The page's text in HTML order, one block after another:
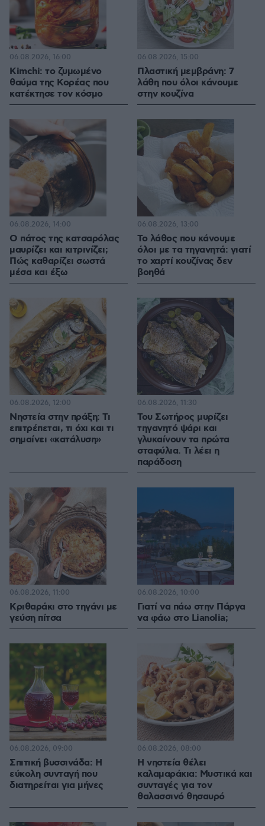
Kimchi: το ζυμωμένο
θαύμα της Κορέας που
κατέκτησε τον κόσμο
06.08.2026, 16:00
Πλαστική μεμβράνη: 7
λάθη που όλοι κάνουμε
στην κουζίνα
06.08.2026, 15:00
Ο πάτος της κατσαρόλας
μαυρίζει και κιτρινίζει;
Πώς καθαρίζει σωστά
μέσα και έξω
06.08.2026, 14:00
Το λάθος που κάνουμε
όλοι με τα τηγανητά: γιατί
το χαρτί κουζίνας δεν
βοηθά
06.08.2026, 13:00
Νηστεία στην πράξη: Τι
επιτρέπεται, τι όχι και τι
σημαίνει «κατάλυση»
06.08.2026, 12:00
Του Σωτήρος μυρίζει
τηγανητό ψάρι και
γλυκαίνουν τα πρώτα
σταφύλια. Τι λέει η
παράδοση
06.08.2026, 11:30
Κριθαράκι στο τηγάνι με
γεύση πίτσα
06.08.2026, 11:00
Γιατί να πάω στην Πάργα
να φάω στο Lianolia;
06.08.2026, 10:00
Σπιτική βυσσινάδα: Η
εύκολη συνταγή που
διατηρείται για μήνες
06.08.2026, 09:00
Η νηστεία θέλει
καλαμαράκια: Μυστικά και
συνταγές για τον
θαλασσινό θησαυρό
06.08.2026, 08:00